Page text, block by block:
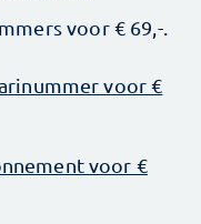
voor € 69,-.
voor €
voor €